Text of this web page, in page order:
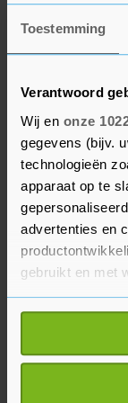
Toestemming
Verantwoord
Wij en onze
gegevens (bijv.
technologieën
apparaat op te
advertenties en
gebruikt en met
Als u het
locatie, die
Uw
Winkel,
begeleidt ze
Yvonne
van Oranje-
Scouting Sluis
ambassadeur
Zeeuwse
Verder zet ze
Rode Kruis
Winkel en de
trainer en